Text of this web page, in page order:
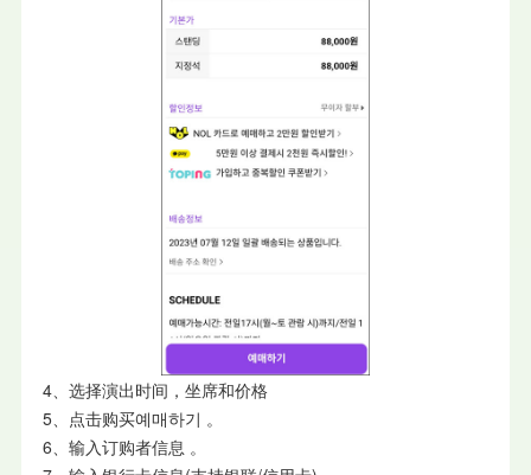
4、选择演出时间，坐席和价格
5、点击购买예매하기 。
6、输⼊订购者信息 。